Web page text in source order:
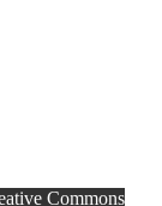
Commons